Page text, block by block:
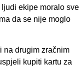
ekipe moralo sve
da se nije moglo
na drugim zračnim
kupiti kartu za